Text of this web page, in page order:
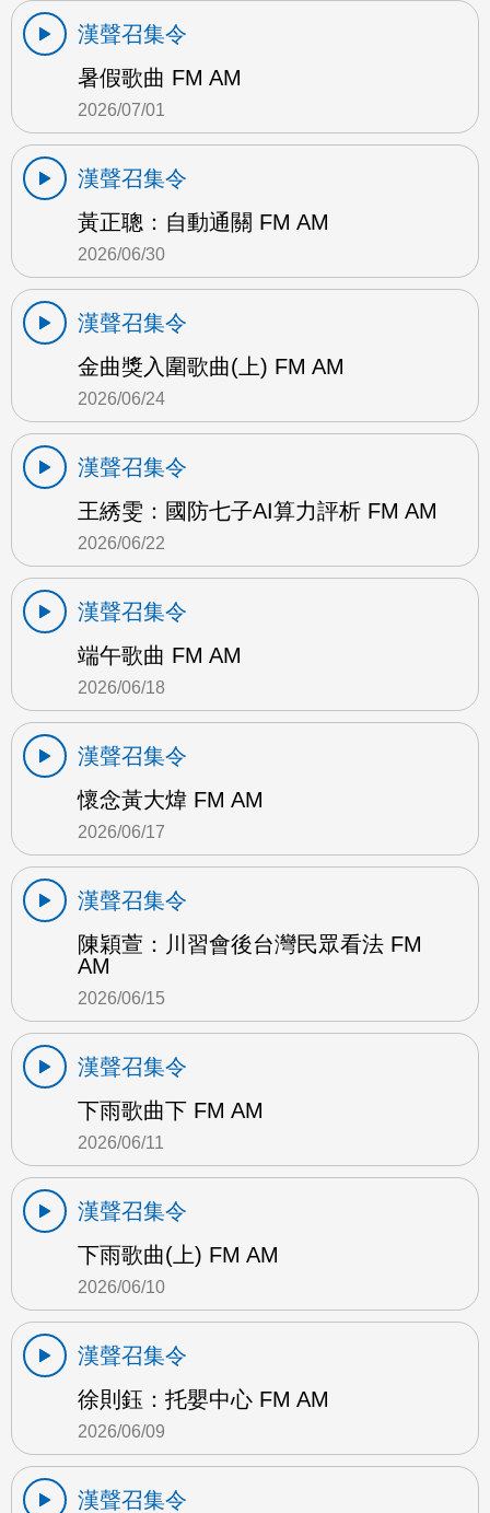
漢聲召集令
暑假歌曲 FM AM
2026/07/01
漢聲召集令
黃正聰：自動通關 FM AM
2026/06/30
漢聲召集令
金曲獎入圍歌曲(上) FM AM
2026/06/24
漢聲召集令
王綉雯：國防七子AI算力評析 FM AM
2026/06/22
漢聲召集令
端午歌曲 FM AM
2026/06/18
漢聲召集令
懷念黃大煒 FM AM
2026/06/17
漢聲召集令
陳穎萱：川習會後台灣民眾看法 FM
AM
2026/06/15
漢聲召集令
下雨歌曲下 FM AM
2026/06/11
漢聲召集令
下雨歌曲(上) FM AM
2026/06/10
漢聲召集令
徐則鈺：托嬰中心 FM AM
2026/06/09
漢聲召集令